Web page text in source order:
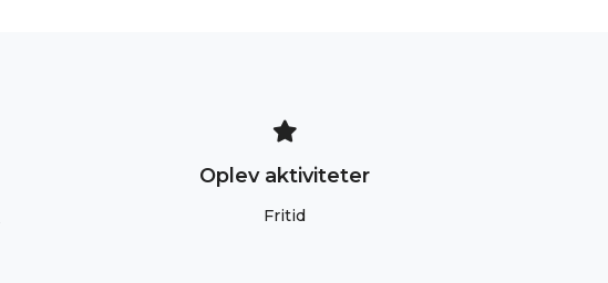
Oplev aktiviteter
Fritid